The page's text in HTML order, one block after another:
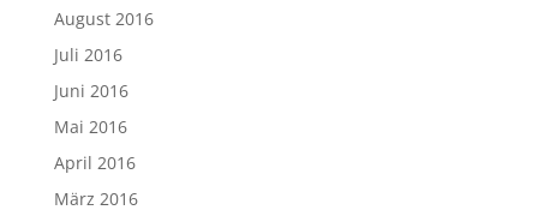
August 2016
Juli 2016
Juni 2016
Mai 2016
April 2016
März 2016